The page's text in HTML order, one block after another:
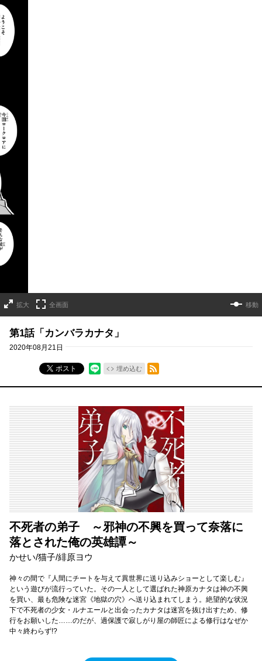
拡大 全画面 移動
第1話「カンバラカナタ」
2020年08月21日
ポスト 埋め込む
RSSフィード
不死者の弟子 ～邪神の不興を買って奈落に
落とされた俺の英雄譚～
かせい/猫子/緋原ヨウ
神々の間で『人間にチートを与えて異世界に送り込みショーとして楽しむ』
という遊びが流行っていた。その一人として選ばれた神原カナタは神の不興
を買い、最も危険な迷宮《地獄の穴》へ送り込まれてしまう。絶望的な状況
下で不死者の少女・ルナエールと出会ったカナタは迷宮を抜け出すため、修
行をお願いした……のだが、過保護で寂しがり屋の師匠による修行はなぜか
中々終わらず!?